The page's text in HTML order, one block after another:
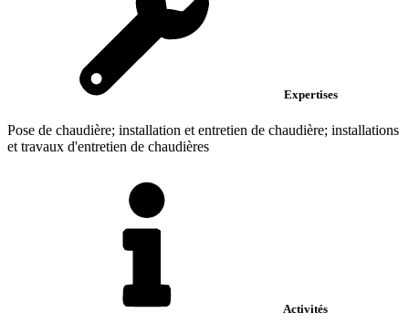
Expertises
Pose de chaudière; installation et entretien de chaudière; installations
et travaux d'entretien de chaudières
Activités